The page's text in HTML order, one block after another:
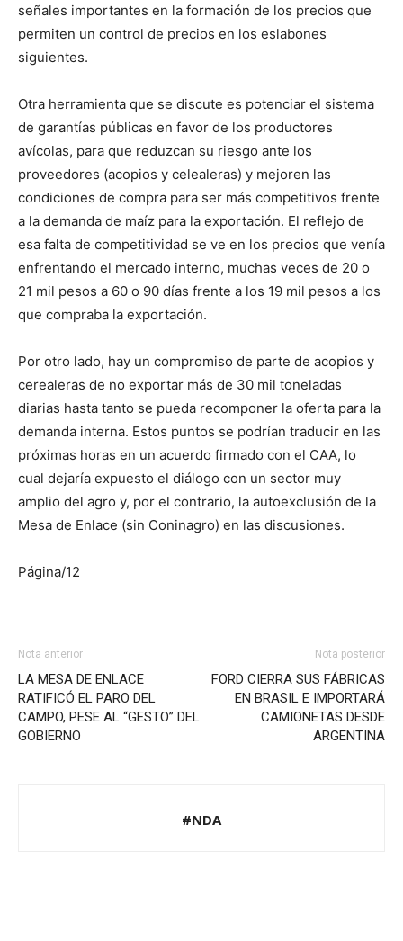
señales importantes en la formación de los precios que
permiten un control de precios en los eslabones
siguientes.
Otra herramienta que se discute es potenciar el sistema
de garantías públicas en favor de los productores
avícolas, para que reduzcan su riesgo ante los
proveedores (acopios y celealeras) y mejoren las
condiciones de compra para ser más competitivos frente
a la demanda de maíz para la exportación. El reflejo de
esa falta de competitividad se ve en los precios que venía
enfrentando el mercado interno, muchas veces de 20 o
21 mil pesos a 60 o 90 días frente a los 19 mil pesos a los
que compraba la exportación.
Por otro lado, hay un compromiso de parte de acopios y
cerealeras de no exportar más de 30 mil toneladas
diarias hasta tanto se pueda recomponer la oferta para la
demanda interna. Estos puntos se podrían traducir en las
próximas horas en un acuerdo firmado con el CAA, lo
cual dejaría expuesto el diálogo con un sector muy
amplio del agro y, por el contrario, la autoexclusión de la
Mesa de Enlace (sin Coninagro) en las discusiones.
Página/12
Nota anterior
LA MESA DE ENLACE
RATIFICÓ EL PARO DEL
CAMPO, PESE AL “GESTO” DEL
GOBIERNO
Nota posterior
FORD CIERRA SUS FÁBRICAS
EN BRASIL E IMPORTARÁ
CAMIONETAS DESDE
ARGENTINA
#NDA